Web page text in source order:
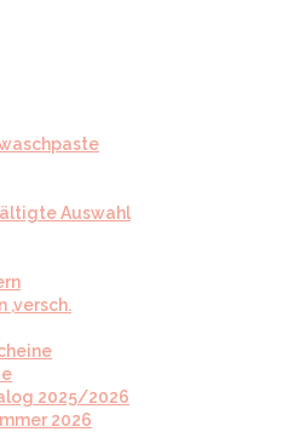
Auswahl
,versch.
2025/2026
2026